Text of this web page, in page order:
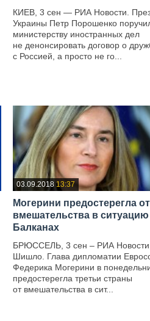
КИЕВ, 3 сен — РИА Новости.
Украины Петр Порошенко
министерству иностранных дел
не денонсировать договор о
с Россией, а просто не го...
03.09.2018 13:37
Могерини предостерегла от
вмешательства в ситуацию
Балканах
БРЮССЕЛЬ, 3 сен – РИА
Шишло. Глава дипломатии
Федерика Могерини в
предостерегла третьи страны
от вмешательства в сит...